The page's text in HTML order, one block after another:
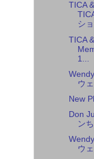
TICA
シ
TICA
1...
ウ
New
Don
ン
ウ